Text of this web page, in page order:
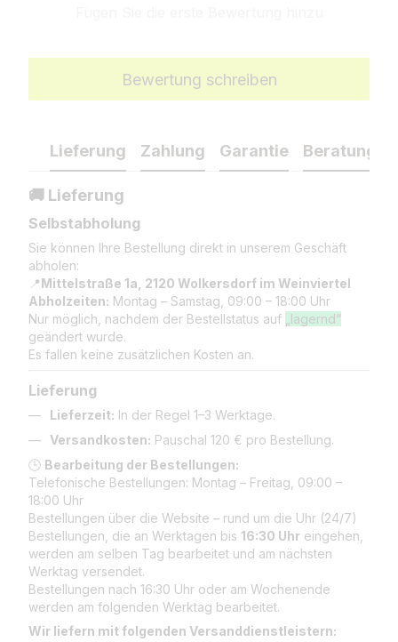
Bewertung schreiben
Lieferung Zahlung Garantie Beratung
🚚 Lieferung
Selbstabholung
Sie können Ihre Bestellung direkt in unserem Geschäft
abholen:
📍Mittelstraße 1a, 2120 Wolkersdorf im Weinviertel
Abholzeiten: Montag – Samstag, 09:00 – 18:00 Uhr
Nur möglich, nachdem der Bestellstatus auf
„lagernd“
geändert wurde.
Es fallen keine zusätzlichen Kosten an.
Lieferung
Lieferzeit: In der Regel 1–3 Werktage.
Versandkosten: Pauschal 120 € pro Bestellung.
🕒 Bearbeitung der Bestellungen:
Telefonische Bestellungen: Montag – Freitag, 09:00 –
18:00 Uhr
Bestellungen über die Website – rund um die Uhr (24/7)
Bestellungen, die an Werktagen bis 16:30 Uhr eingehen,
werden am selben Tag bearbeitet und am nächsten
Werktag versendet.
Bestellungen nach 16:30 Uhr oder am Wochenende
werden am folgenden Werktag bearbeitet.
Wir liefern mit folgenden Versanddienstleistern: